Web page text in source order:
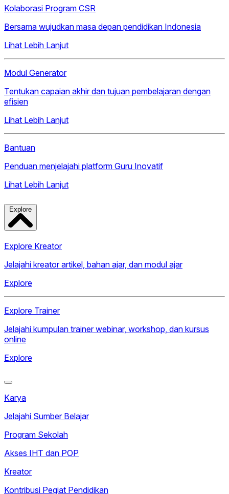
Kolaborasi Program CSR
Bersama wujudkan masa depan pendidikan Indonesia
Lihat Lebih Lanjut
Modul Generator
Tentukan capaian akhir dan tujuan pembelajaran dengan
efisien
Lihat Lebih Lanjut
Bantuan
Penduan menjelajahi platform Guru Inovatif
Lihat Lebih Lanjut
Explore
Explore Kreator
Jelajahi kreator artikel, bahan ajar, dan modul ajar
Explore
Explore Trainer
Jelajahi kumpulan trainer webinar, workshop, dan kursus
online
Explore
Karya
Jelajahi Sumber Belajar
Program Sekolah
Akses IHT dan POP
Kreator
Kontribusi Pegiat Pendidikan